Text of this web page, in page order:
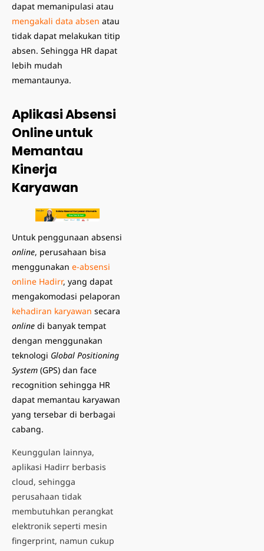
dapat memanipulasi atau
mengakali data absen atau
tidak dapat melakukan titip
absen. Sehingga HR dapat
lebih mudah
memantaunya.
Aplikasi Absensi
Online untuk
Memantau
Kinerja
Karyawan
Untuk penggunaan absensi
online, perusahaan bisa
menggunakan e-absensi
online Hadirr, yang dapat
mengakomodasi pelaporan
kehadiran karyawan secara
online di banyak tempat
dengan menggunakan
teknologi Global Positioning
System (GPS) dan face
recognition sehingga HR
dapat memantau karyawan
yang tersebar di berbagai
cabang.
Keunggulan lainnya,
aplikasi Hadirr berbasis
cloud, sehingga
perusahaan tidak
membutuhkan perangkat
elektronik seperti mesin
fingerprint, namun cukup